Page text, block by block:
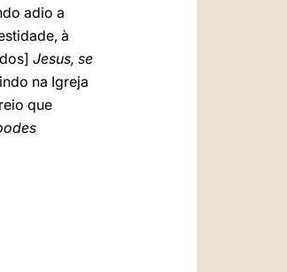
adio a
à
Jesus, se
na Igreja
que